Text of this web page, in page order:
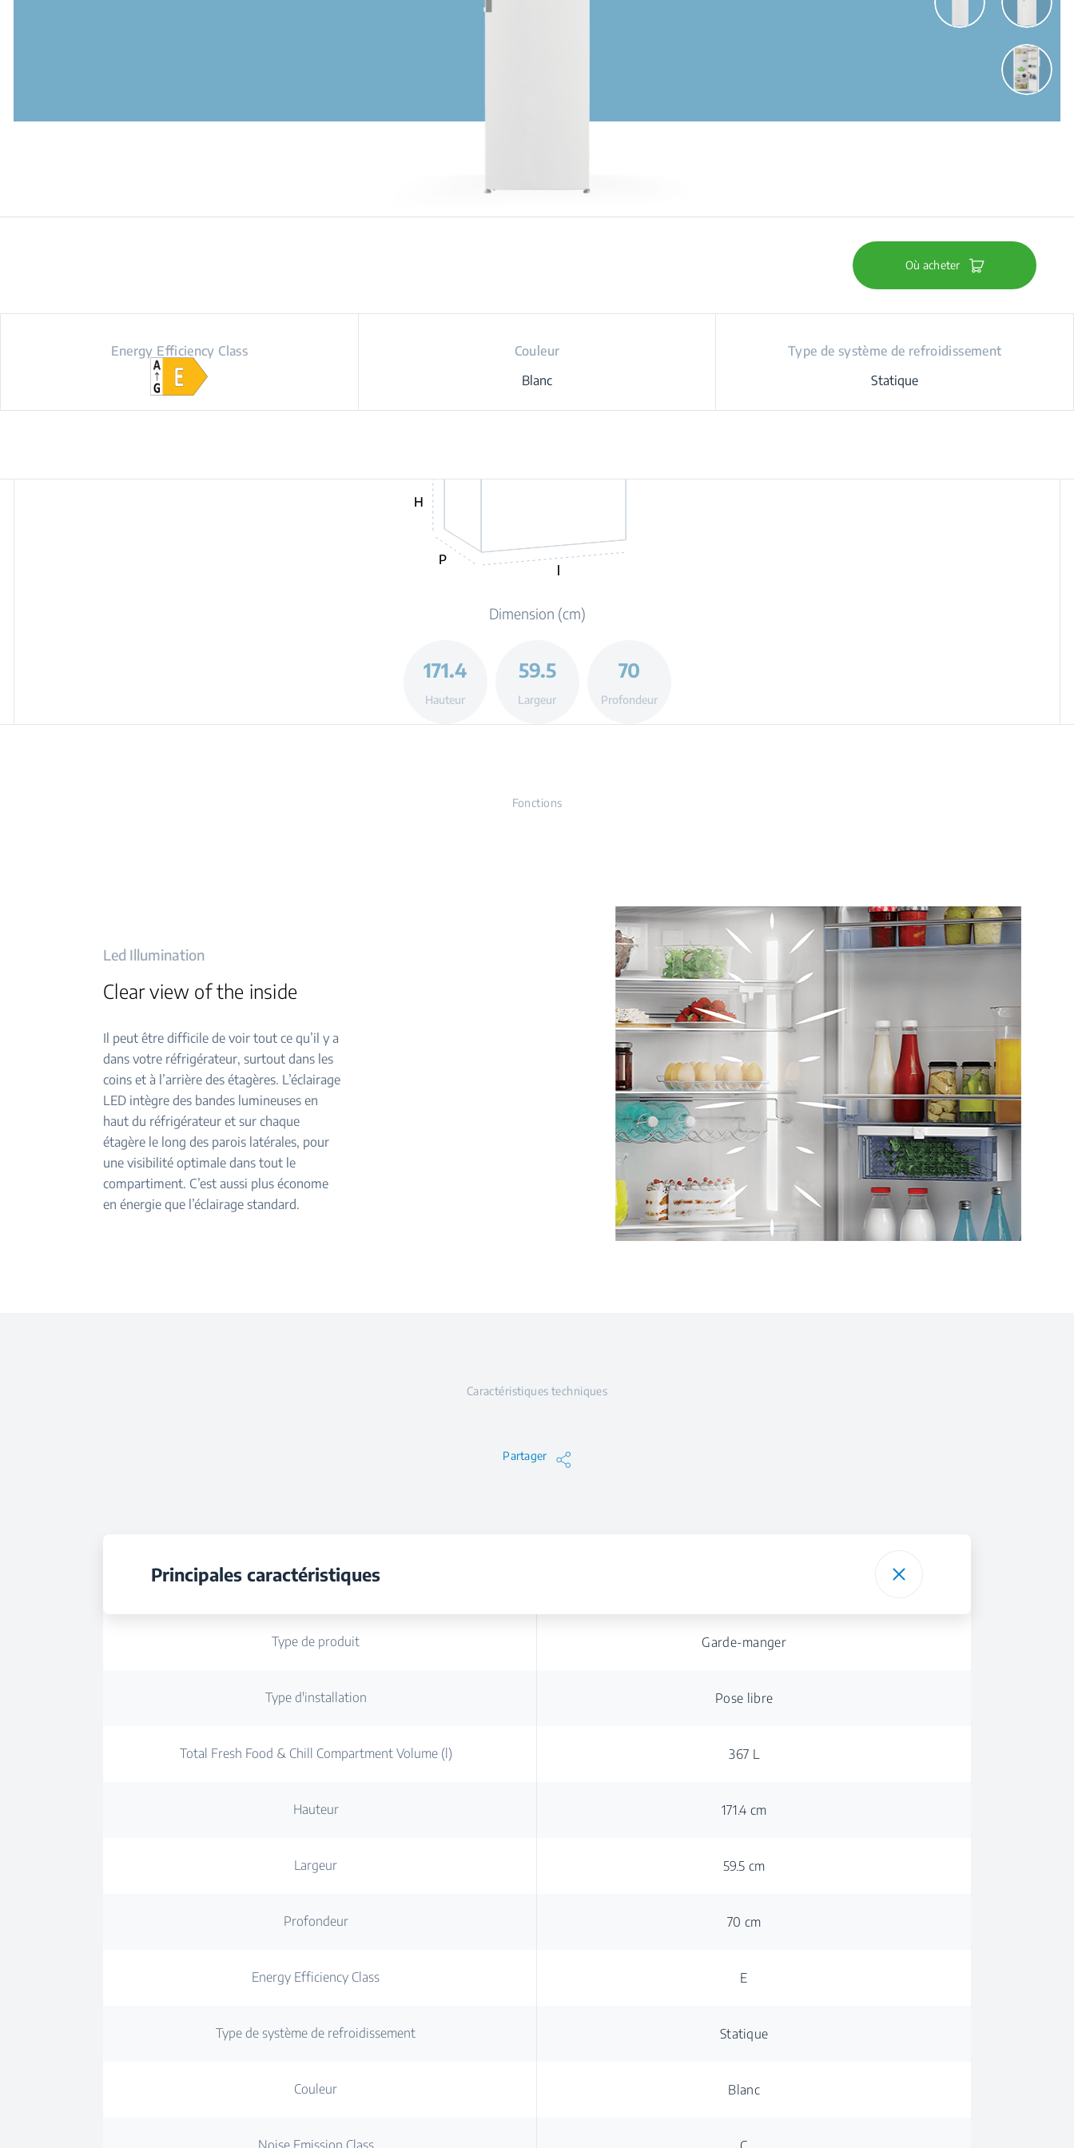
Où acheter
Energy Efficiency Class
Couleur
Blanc
Type de système de refroidissement
Statique
H
P
Dimension (cm)
171.4
Hauteur
59.5
Largeur
70
Profondeur
Fonctions
Led Illumination
Clear view of the inside
Il peut être difficile de voir tout ce qu’il y a
dans votre réfrigérateur, surtout dans les
coins et à l’arrière des étagères. L’éclairage
LED intègre des bandes lumineuses en
haut du réfrigérateur et sur chaque
étagère le long des parois latérales, pour
une visibilité optimale dans tout le
compartiment. C’est aussi plus économe
en énergie que l’éclairage standard.
Caractéristiques techniques
Partager
Principales caractéristiques
Type de produit Garde-manger
Type d'installation Pose libre
Total Fresh Food & Chill Compartment Volume (l) 367 L
Hauteur 171.4 cm
Largeur 59.5 cm
Profondeur 70 cm
Energy Efficiency Class E
Type de système de refroidissement Statique
Couleur Blanc
Noise Emission Class